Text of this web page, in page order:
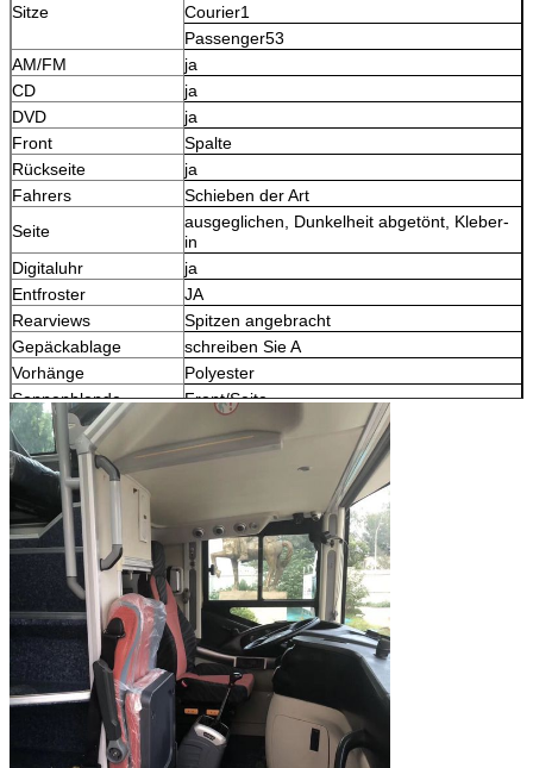
Sitze
Courier1
Passenger53
AM/FM
ja
CD
ja
DVD
ja
Front
Spalte
Rückseite
ja
Fahrers
Schieben der Art
Seite
ausgeglichen, Dunkelheit abgetönt, Kleber-
in
Digitaluhr
ja
Entfroster
JA
Rearviews
Spitzen angebracht
Gepäckablage
schreiben Sie A
Vorhänge
Polyester
Sonnenblende
Front/Seite
Toilette
Kühlschrank
N/A
Maschinenbucht-
Autolöscher
Nothammer
6X
Notluke
zwei mit Fans der Belüftung 2X
Gepäckraum
Aluminium, Handbuch, pantagraph
Decrations-Futter
Seiten PVC, Grau gefärbt
Dach PVC, Grau gefärbt
Beifahrertür
Front JA
Front JA
Umkehrung der
Kamera u. des VDT
LCD